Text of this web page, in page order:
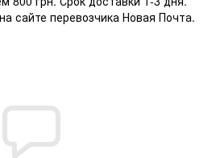
сайте перевозчика Новая Почта.